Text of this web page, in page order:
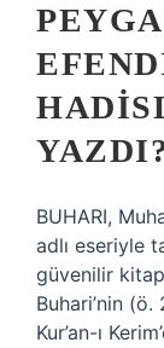
BUHARI,
adlı eseriyle
güvenilir
Buhari’nin
Kur’an-ı